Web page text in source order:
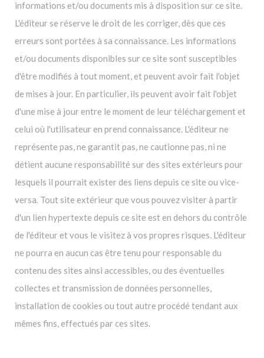
informations et/ou documents mis à disposition sur ce site.
L'éditeur se réserve le droit de les corriger, dès que ces
erreurs sont portées à sa connaissance. Les informations
et/ou documents disponibles sur ce site sont susceptibles
d'être modifiés à tout moment, et peuvent avoir fait l'objet
de mises à jour. En particulier, ils peuvent avoir fait l'objet
d'une mise à jour entre le moment de leur téléchargement et
celui où l'utilisateur en prend connaissance. L'éditeur ne
représente pas, ne garantit pas, ne cautionne pas, ni ne
détient aucune responsabilité sur des sites extérieurs pour
lesquels il pourrait exister des liens depuis ce site ou vice-
versa. Tout site extérieur que vous pouvez visiter à partir
d'un lien hypertexte depuis ce site est en dehors du contrôle
de l'éditeur et vous le visitez à vos propres risques. L'éditeur
ne pourra en aucun cas être tenu pour responsable du
contenu des sites ainsi accessibles, ou des éventuelles
collectes et transmission de données personnelles,
installation de cookies ou tout autre procédé tendant aux
mêmes fins, effectués par ces sites.